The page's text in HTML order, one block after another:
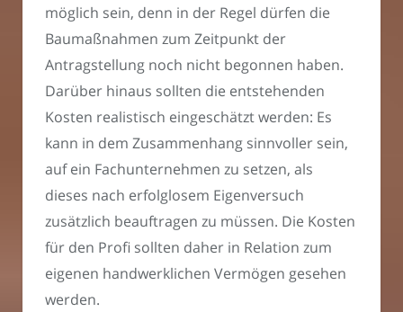
möglich sein, denn in der Regel dürfen die
Baumaßnahmen zum Zeitpunkt der
Antragstellung noch nicht begonnen haben.
Darüber hinaus sollten die entstehenden
Kosten realistisch eingeschätzt werden: Es
kann in dem Zusammenhang sinnvoller sein,
auf ein Fachunternehmen zu setzen, als
dieses nach erfolglosem Eigenversuch
zusätzlich beauftragen zu müssen. Die Kosten
für den Profi sollten daher in Relation zum
eigenen handwerklichen Vermögen gesehen
werden.